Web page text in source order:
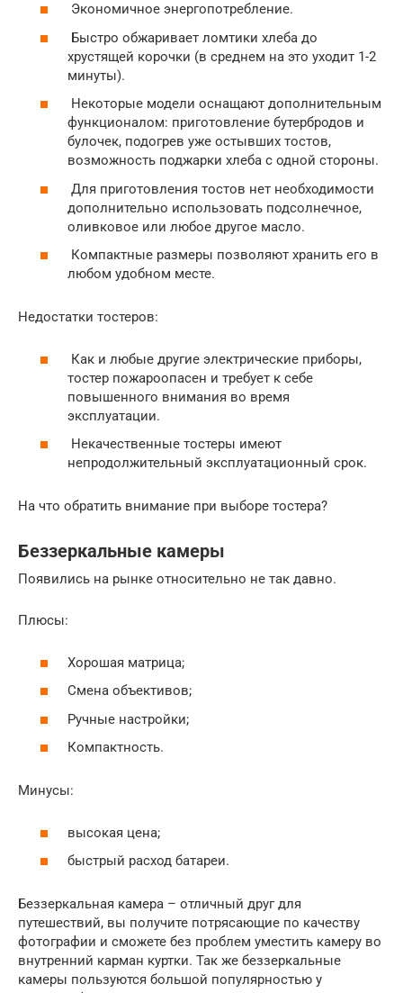
Экономичное энергопотребление.
Быстро обжаривает ломтики хлеба до
хрустящей корочки (в среднем на это уходит 1-2
минуты).
Некоторые модели оснащают дополнительным
функционалом: приготовление бутербродов и
булочек, подогрев уже остывших тостов,
возможность поджарки хлеба с одной стороны.
Для приготовления тостов нет необходимости
дополнительно использовать подсолнечное,
оливковое или любое другое масло.
Компактные размеры позволяют хранить его в
любом удобном месте.
Недостатки тостеров:
Как и любые другие электрические приборы,
тостер пожароопасен и требует к себе
повышенного внимания во время
эксплуатации.
Некачественные тостеры имеют
непродолжительный эксплуатационный срок.
На что обратить внимание при выборе тостера?
Беззеркальные камеры
Появились на рынке относительно не так давно.
Плюсы:
Хорошая матрица;
Смена объективов;
Ручные настройки;
Компактность.
Минусы:
высокая цена;
быстрый расход батареи.
Беззеркальная камера – отличный друг для
путешествий, вы получите потрясающие по качеству
фотографии и сможете без проблем уместить камеру во
внутренний карман куртки. Так же беззеркальные
камеры пользуются большой популярностью у